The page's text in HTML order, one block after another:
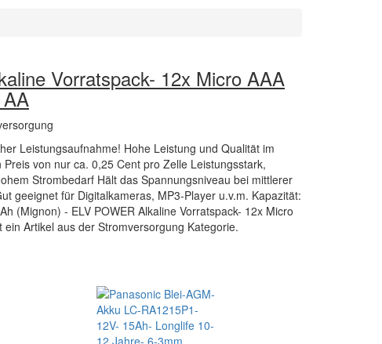
Vorratspack- 12x Micro AAA
Leistungsaufnahme! Hohe Leistung und Qualität im
Preis von nur ca. 0,25 Cent pro Zelle Leistungsstark,
Strombedarf Hält das Spannungsniveau bei mittlerer
geeignet für Digitalkameras, MP3-Player u.v.m. Kapazität:
(Mignon) - ELV POWER Alkaline Vorratspack- 12x Micro
ein Artikel aus der Stromversorgung Kategorie.